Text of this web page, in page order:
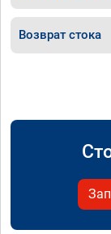
Возврат стока